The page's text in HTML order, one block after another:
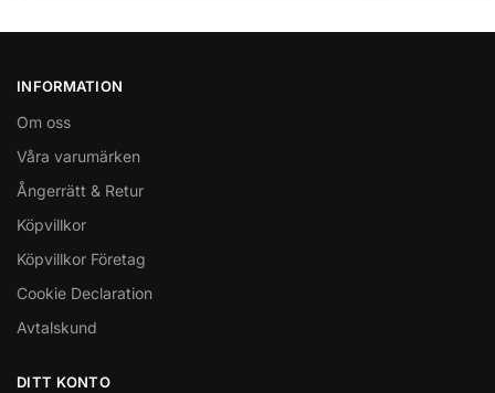
INFORMATION
Om oss
Våra varumärken
Ångerrätt & Retur
Köpvillkor
Köpvillkor Företag
Cookie Declaration
Avtalskund
DITT KONTO